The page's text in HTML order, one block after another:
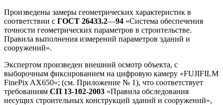
Произведены замеры геометрических характеристик в
соответствии с ГОСТ 26433.2—94 «Система обеспечения
точности геометрических параметров в строительстве.
Правила выполнения измерений параметров зданий и
сооружений».
Экспертом произведен внешний осмотр объекта, с
выборочным фиксированием на цифровую камеру «FUJIFILM
FinePix AX650»; (см. Приложение № 1), что соответствует
требованиям СП 13-102-2003 «Правила обследования
несущих строительных конструкций зданий и сооружений»,